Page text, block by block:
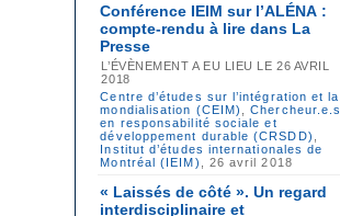
Conférence IEIM sur l’ALÉNA :
compte-rendu à lire dans La
Presse
L’ÉVÈNEMENT A EU LIEU LE 26 AVRIL
2018
Centre d’études sur l’intégration et la
mondialisation (CEIM)
,Chercheur.e.s
en responsabilité sociale et
développement durable (CRSDD)
Institut d’études internationales de
Montréal (IEIM)
, 26 avril 2018
« Laissés de côté ». Un regard
interdisciplinaire et